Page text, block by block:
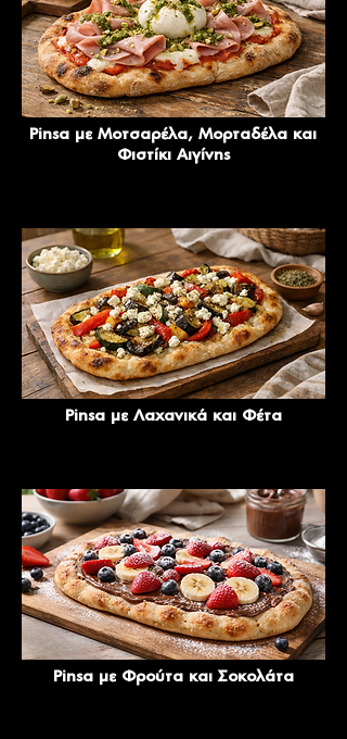
Pinsa με Μοτσαρέλα, Μορταδέλα και
Φιστίκι Αιγίνης
Pinsa με Λαχανικά και Φέτα
Pinsa με Φρούτα και Σοκολάτα